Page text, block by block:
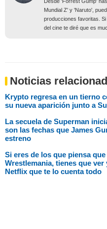
Mundial Z' y 'Naruto',
producciones favoritas.
del cine te diré que es
Noticias
Krypto regresa en un tierno
su nueva aparición junto a
La secuela de Superman
son las fechas que James
estreno
Si eres de los que piensa
Wrestlemania, tienes que
Netflix que te lo cuenta todo